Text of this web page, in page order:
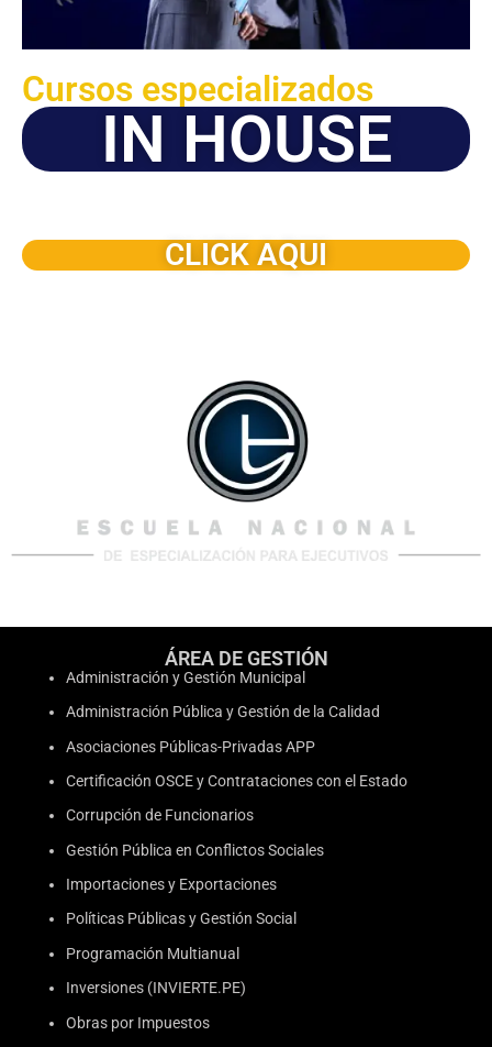
Cursos especializados
IN HOUSE
CLICK AQUI
ÁREA DE GESTIÓN
Administración y Gestión Municipal
Administración Pública y Gestión de la Calidad
Asociaciones Públicas-Privadas APP
Certificación OSCE y Contrataciones con el Estado
Corrupción de Funcionarios
Gestión Pública en Conflictos Sociales
Importaciones y Exportaciones
Políticas Públicas y Gestión Social
Programación Multianual
Inversiones (INVIERTE.PE)
Obras por Impuestos